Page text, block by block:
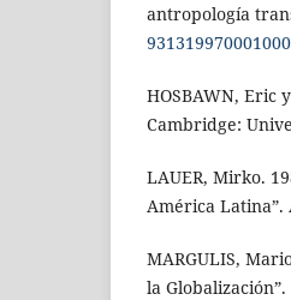
antropología
HOSBAWN, Eric
Cambridge:
LAUER, Mirko.
América Latina”.
MARGULIS,
la